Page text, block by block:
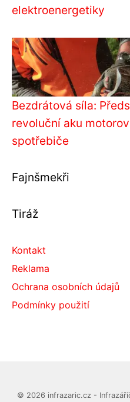
elektroenergetiky
Bezdrátová síla:
revoluční aku
spotřebiče
Fajnšmekři
Tiráž
Kontakt
Reklama
Ochrana osobních údajů
Podmínky použití
© 2026 infrazaric.cz -